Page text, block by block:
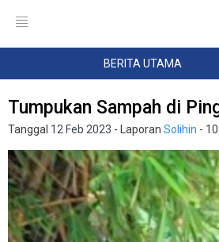
BERITA UTAMA
Tumpukan Sampah di
Tanggal 12 Feb 2023 - Laporan Solihin -